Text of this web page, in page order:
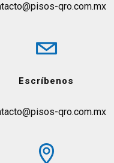
qro.com.mx
Escríbenos
qro.com.mx